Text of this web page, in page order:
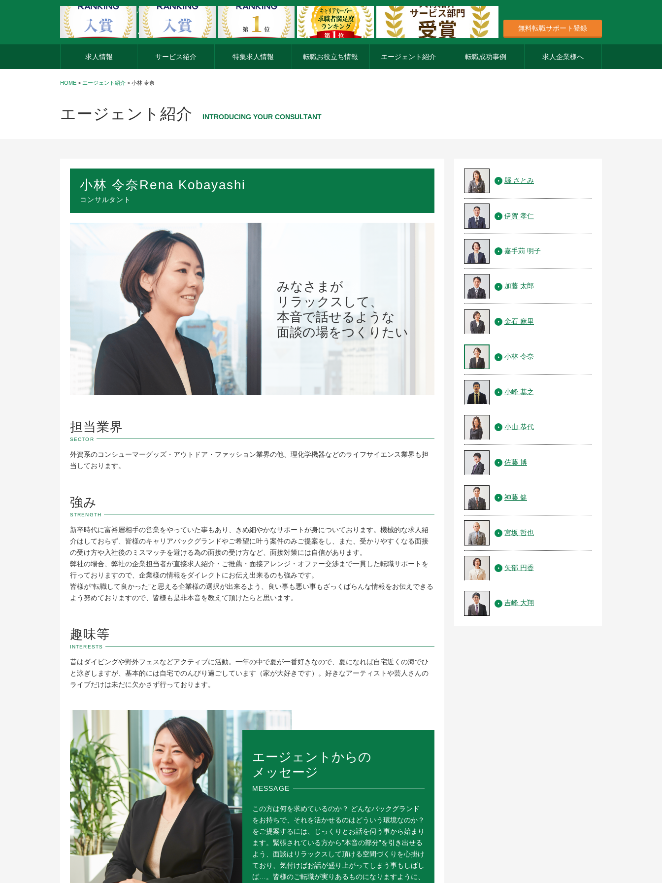
外資系企業の転職・キャリア転職ならアージスジャパン
無料転職サポート登録
求人情報 サービス紹介 特集求人情報 転職お役立ち情報 エージェント紹介 転職成功事例 求人企業様へ
HOME > エージェント紹介 > 小林 令奈
エージェント紹介 INTRODUCING YOUR CONSULTANT
小林 令奈Rena Kobayashi
コンサルタント
みなさまが
リラックスして、
本音で話せるような
面談の場をつくりたい
担当業界
SECTOR
外資系のコンシューマーグッズ・アウトドア・ファッション業界の他、理化学機器などのライフサイエンス業界も担
当しております。
強み
STRENGTH
新卒時代に富裕層相手の営業をやっていた事もあり、きめ細やかなサポートが身についております。機械的な求人紹
介はしておらず、皆様のキャリアバックグランドやご希望に叶う案件のみご提案をし、また、受かりやすくなる面接
の受け方や入社後のミスマッチを避ける為の面接の受け方など、面接対策には自信があります。
弊社の場合、弊社の企業担当者が直接求人紹介・ご推薦・面接アレンジ・オファー交渉まで一貫した転職サポートを
行っておりますので、企業様の情報をダイレクトにお伝え出来るのも強みです。
皆様が“転職して良かった”と思える企業様の選択が出来るよう、良い事も悪い事もざっくばらんな情報をお伝えできる
よう努めておりますので、皆様も是非本音を教えて頂けたらと思います。
趣味等
INTERESTS
昔はダイビングや野外フェスなどアクティブに活動。一年の中で夏が一番好きなので、夏になれば自宅近くの海でひ
と泳ぎしますが、基本的には自宅でのんびり過ごしています（家が大好きです）。好きなアーティストや芸人さんの
ライブだけは未だに欠かさず行っております。
エージェントからの
メッセージ
MESSAGE
この方は何を求めているのか？ どんなバックグランド
をお持ちで、それを活かせるのはどういう環境なのか？
をご提案するには、じっくりとお話を伺う事から始まり
ます。緊張されている方から”本音の部分”を引き出せる
よう、面談はリラックスして頂ける空間づくりを心掛け
ており、気付けばお話が盛り上がってしまう事もしばし
ば…。皆様のご転職が実りあるものになりますように、
縣 さとみ
伊賀 孝仁
嘉手苅 明子
加藤 太郎
金石 麻里
小林 令奈
小峰 基之
小山 恭代
佐藤 博
神藤 健
宮坂 哲也
矢部 円香
吉峰 大翔